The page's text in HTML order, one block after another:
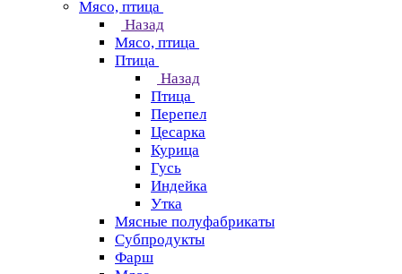
Мясо, птица
Назад
Мясо, птица
Птица
Назад
Птица
Перепел
Цесарка
Курица
Гусь
Индейка
Утка
Мясные полуфабрикаты
Субпродукты
Фарш